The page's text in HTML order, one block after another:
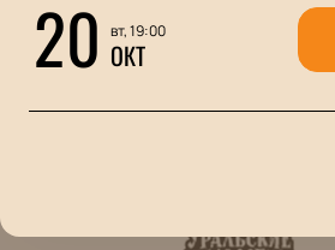
20 вт, 19:00
ОКТ